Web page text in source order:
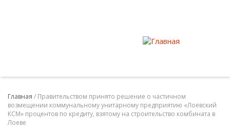
Главная / Правительством принято решение о частичном
возмещении коммунальному унитарному предприятию «Лоевский
КСМ» процентов по кредиту, взятому на строительство комбината в
Лоеве